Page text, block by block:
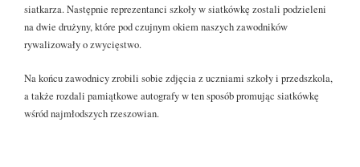
siatkarza. Następnie reprezentanci szkoły w siatkówkę zostali podzieleni
na dwie drużyny, które pod czujnym okiem naszych zawodników
rywalizowały o zwycięstwo.
Na końcu zawodnicy zrobili sobie zdjęcia z uczniami szkoły i przedszkola,
a także rozdali pamiątkowe autografy w ten sposób promując siatkówkę
wśród najmłodszych rzeszowian.